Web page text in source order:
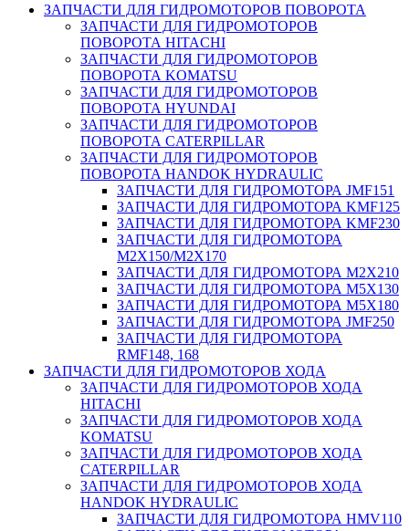
ЗАПЧАСТИ ДЛЯ ГИДРОМОТОРОВ ПОВОРОТА
ЗАПЧАСТИ ДЛЯ ГИДРОМОТОРОВ
ПОВОРОТА HITACHI
ЗАПЧАСТИ ДЛЯ ГИДРОМОТОРОВ
ПОВОРОТА KOMATSU
ЗАПЧАСТИ ДЛЯ ГИДРОМОТОРОВ
ПОВОРОТА HYUNDAI
ЗАПЧАСТИ ДЛЯ ГИДРОМОТОРОВ
ПОВОРОТА CATERPILLAR
ЗАПЧАСТИ ДЛЯ ГИДРОМОТОРОВ
ПОВОРОТА HANDOK HYDRAULIC
ЗАПЧАСТИ ДЛЯ ГИДРОМОТОРА JMF151
ЗАПЧАСТИ ДЛЯ ГИДРОМОТОРА KMF125
ЗАПЧАСТИ ДЛЯ ГИДРОМОТОРА KMF230
ЗАПЧАСТИ ДЛЯ ГИДРОМОТОРА
M2X150/M2X170
ЗАПЧАСТИ ДЛЯ ГИДРОМОТОРА M2X210
ЗАПЧАСТИ ДЛЯ ГИДРОМОТОРА M5X130
ЗАПЧАСТИ ДЛЯ ГИДРОМОТОРА M5X180
ЗАПЧАСТИ ДЛЯ ГИДРОМОТОРА JMF250
ЗАПЧАСТИ ДЛЯ ГИДРОМОТОРА
RMF148, 168
ЗАПЧАСТИ ДЛЯ ГИДРОМОТОРОВ ХОДА
ЗАПЧАСТИ ДЛЯ ГИДРОМОТОРОВ ХОДА
HITACHI
ЗАПЧАСТИ ДЛЯ ГИДРОМОТОРОВ ХОДА
KOMATSU
ЗАПЧАСТИ ДЛЯ ГИДРОМОТОРОВ ХОДА
CATERPILLAR
ЗАПЧАСТИ ДЛЯ ГИДРОМОТОРОВ ХОДА
HANDOK HYDRAULIC
ЗАПЧАСТИ ДЛЯ ГИДРОМОТОРА HMV110